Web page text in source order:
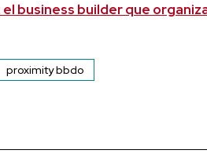
el business builder que
proximity bbdo